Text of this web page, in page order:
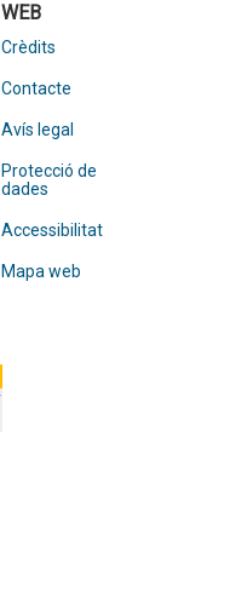
WEB
Crèdits
Contacte
Avís legal
Protecció de
dades
Accessibilitat
Mapa web